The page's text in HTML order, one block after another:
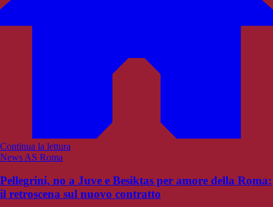
Continua la lettura
News AS Roma
Pellegrini, no a Juve e Besiktas per amore della Roma:
il retroscena sul nuovo contratto